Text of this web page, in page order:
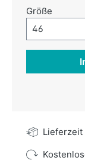
Größe
Größe-
46
Lieferzeit